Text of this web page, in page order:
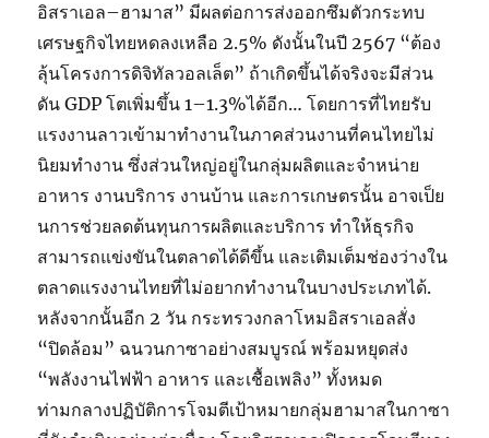
อิสราเอล–ฮามาส” มีผลต่อการส่งออกซึมตัวกระทบ
เศรษฐกิจไทยหดลงเหลือ 2.5% ดังนั้นในปี 2567 “ต้อง
ลุ้นโครงการดิจิทัลวอลเล็ต” ถ้าเกิดขึ้นได้จริงจะมีส่วน
ดัน GDP โตเพิ่มขึ้น 1–1.3%ได้อีก… โดยการที่ไทยรับ
แรงงานลาวเข้ามาทำงานในภาคส่วนงานที่คนไทยไม่
นิยมทำงาน ซึ่งส่วนใหญ่อยู่ในกลุ่มผลิตและจำหน่าย
อาหาร งานบริการ งานบ้าน และการเกษตรนั้น อาจเป็ย
นการช่วยลดต้นทุนการผลิตและบริการ ทำให้ธุรกิจ
สามารถแข่งขันในตลาดได้ดีขึ้น และเติมเต็มช่องว่างใน
ตลาดแรงงานไทยที่ไม่อยากทำงานในบางประเภทได้.
หลังจากนั้นอีก 2 วัน กระทรวงกลาโหมอิสราเอลสั่ง
“ปิดล้อม” ฉนวนกาซาอย่างสมบูรณ์ พร้อมหยุดส่ง
“พลังงานไฟฟ้า อาหาร และเชื้อเพลิง” ทั้งหมด
ท่ามกลางปฏิบัติการโจมตีเป้าหมายกลุ่มฮามาสในกาซา